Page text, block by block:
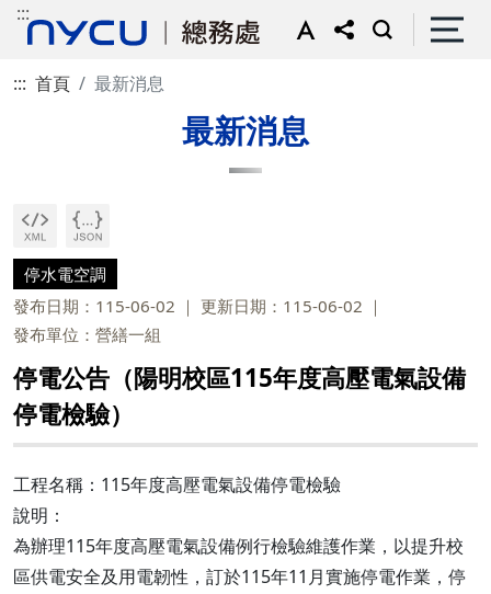
:::
::: 首頁 最新消息
最新消息
停水電空調
發布日期：115-06-02
更新日期：115-06-02
發布單位：營繕一組
停電公告（陽明校區115年度高壓電氣設備
停電檢驗）
工程名稱：115年度高壓電氣設備停電檢驗
說明：
為辦理115年度高壓電氣設備例行檢驗維護作業，以提升校
區供電安全及用電韌性，訂於115年11月實施停電作業，停